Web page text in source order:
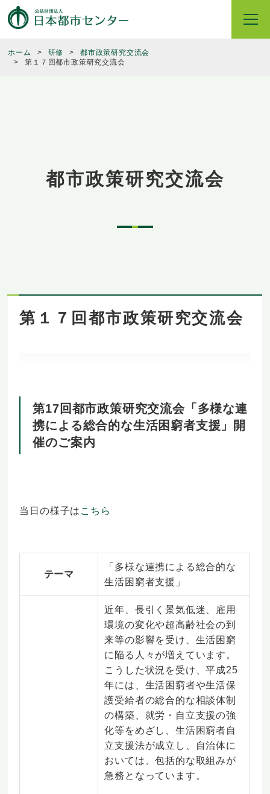
ホーム 研修
都市政策研究交流会
第１７回都市政策研究交流会
都市政策研究交流会
第１７回都市政策研究交流会
第17回都市政策研究交流会「多様な連
携による総合的な生活困窮者支援」開
催のご案内
当日の様子は こちら
テーマ
「多様な連携による総合的な
生活困窮者支援」
近年、長引く景気低迷、雇用
環境の変化や超高齢社会の到
来等の影響を受け、生活困窮
に陥る人々が増えています。
こうした状況を受け、平成25
年には、生活困窮者や生活保
護受給者の総合的な相談体制
の構築、就労・自立支援の強
化等をめざし、生活困窮者自
立支援法が成立し、自治体に
おいては、包括的な取組みが
急務となっています。